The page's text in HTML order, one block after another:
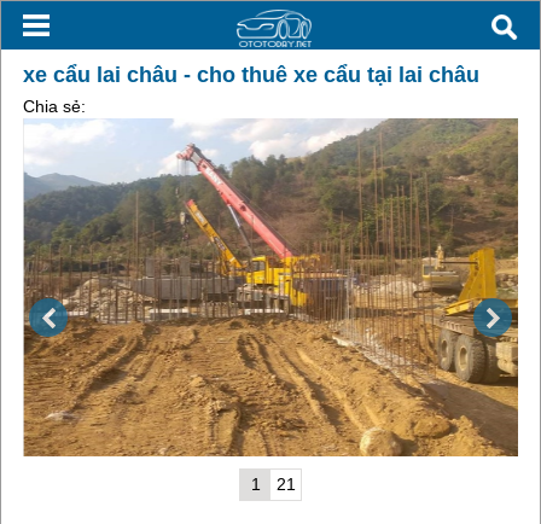
xe cẩu lai châu - cho thuê xe cẩu tại lai châu
Chia sẻ:
1 21